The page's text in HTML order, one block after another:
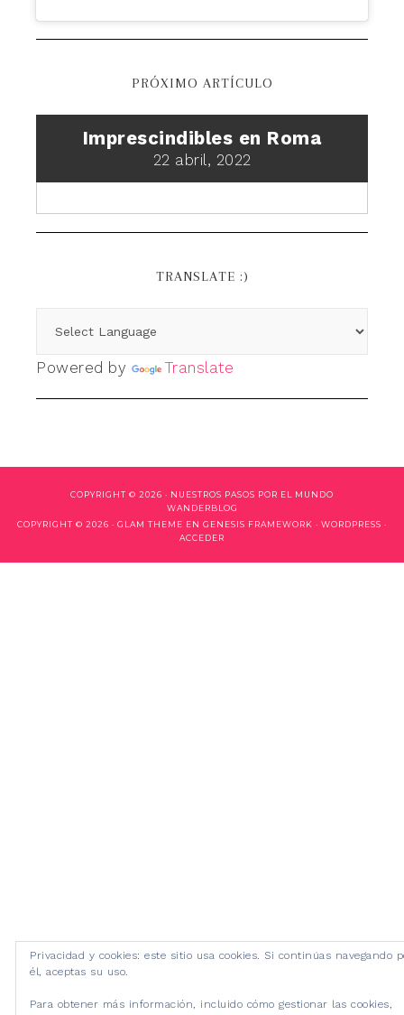
PRÓXIMO ARTÍCULO
Imprescindibles en Roma
22 abril, 2022
TRANSLATE :)
Powered by Translate
COPYRIGHT © 2026 · NUESTROS PASOS POR EL MUNDO
WANDERBLOG
COPYRIGHT © 2026 · GLAM THEME EN GENESIS FRAMEWORK · WORDPRESS ·
ACCEDER
Privacidad y cookies: este sitio usa cookies. Si continúas navegando
él, aceptas su uso.
Para obtener más información, incluido cómo gestionar las cookies,